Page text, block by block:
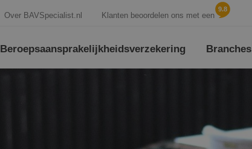
Over BAVSpecialist.nl Klanten beoordelen ons met een
9.8
Beroepsaansprakelijk­heids­verzekering Branches